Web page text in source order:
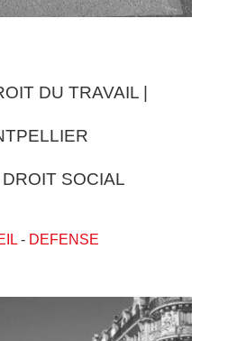
DU TRAVAIL |
SOCIAL
- DEFENSE